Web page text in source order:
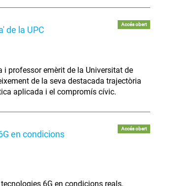
de la UPC
Accés obert
professor emèrit de la Universitat de
de la seva destacada trajectòria
aplicada i el compromís cívic.
en condicions
Accés obert
6G en condicions reals.